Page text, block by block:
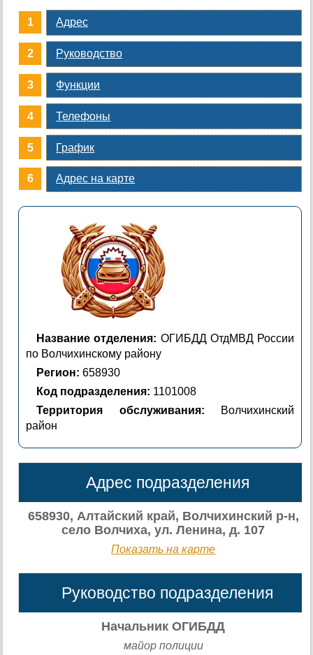
Адрес
Руководство
Функции
Телефоны
График
Адрес на карте
Название отделения: ОГИБДД ОтдМВД России
по Волчихинскому району
Регион: 658930
Код подразделения: 1101008
Территория обслуживания: Волчихинский
район
Адрес подразделения
658930, Алтайский край, Волчихинский р-н,
село Волчиха, ул. Ленина, д. 107
Показать на карте
Руководство подразделения
Начальник ОГИБДД
майор полиции